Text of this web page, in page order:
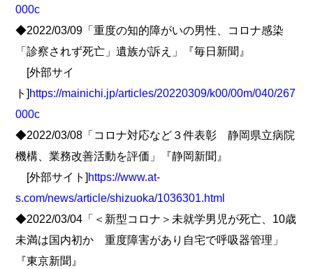
000c
◆2022/03/09「重度の知的障がいの男性、コロナ感染
「診察されず死亡」遺族が訴え」『毎日新聞』
[外部サイ
ト] https://mainichi.jp/articles/20220309/k00/00m/040/267
000c
◆2022/03/08「コロナ対応など３件表彰 静岡県立病院
機構、業務改善活動を評価」『静岡新聞』
[外部サイト] https://www.at-
s.com/news/article/shizuoka/1036301.html
◆2022/03/04「＜新型コロナ＞未就学男児が死亡、10歳
未満は国内初か 重度障害があり自宅で呼吸器管理」
『東京新聞』